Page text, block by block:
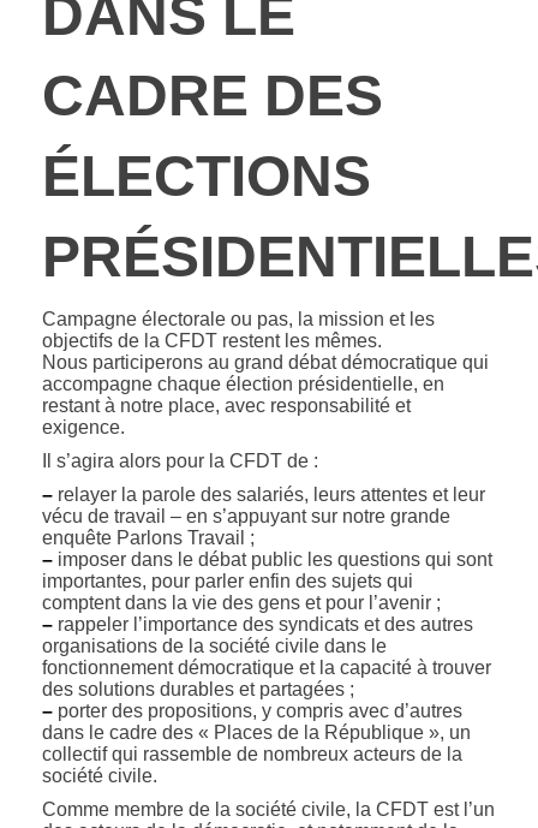
DANS LE
CADRE DES
ÉLECTIONS
Campagne électorale ou pas, la mission et les
objectifs de la CFDT restent les mêmes.
Nous participerons au grand débat démocratique qui
accompagne chaque élection présidentielle, en
restant à notre place, avec responsabilité et
exigence.
Il s’agira alors pour la CFDT de :
– relayer la parole des salariés, leurs attentes et leur
vécu de travail – en s’appuyant sur notre grande
enquête Parlons Travail ;
– imposer dans le débat public les questions qui sont
importantes, pour parler enfin des sujets qui
comptent dans la vie des gens et pour l’avenir ;
– rappeler l’importance des syndicats et des autres
organisations de la société civile dans le
fonctionnement démocratique et la capacité à trouver
des solutions durables et partagées ;
– porter des propositions, y compris avec d’autres
dans le cadre des « Places de la République », un
collectif qui rassemble de nombreux acteurs de la
société civile.
Comme membre de la société civile, la CFDT est l’un